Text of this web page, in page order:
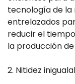
tecnología de
entrelazados
reducir el
la producción
2. Nitidez